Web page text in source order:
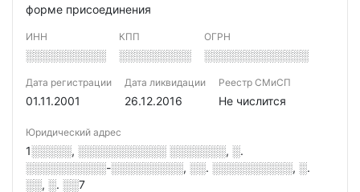
форме присоединения
ИНН
░░░░░░░░░░
КПП
░░░░░░░░░
ОГРН
░░░░░░░░░░░░░
Дата регистрации
01.11.2001
Дата ликвидации
26.12.2016
Реестр СМиСП
Не числится
Юридический адрес
1░░░░░, ░░░░░░░░░░░ ░░░░░░░, ░.
░░░░░░░░░░-░░░░░░░░░, ░░. ░░░░░░░░░░, ░.
░░, ░. ░░7